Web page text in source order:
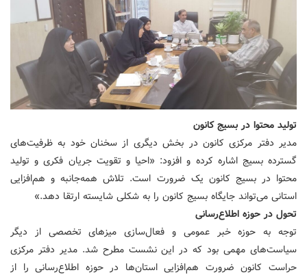
تولید محتوا در بسیج کانون
مدیر دفتر مرکزی کانون در بخش دیگری از سخنان خود به ظرفیت‌های
گسترده بسیج اشاره کرده و افزود: «احیا و تقویت جریان فکری و تولید
محتوا در بسیج کانون یک ضرورت است. تلاش همه‌جانبه و هم‌افزایی
استانی می‌تواند جایگاه بسیج کانون را به شکلی شایسته ارتقا دهد.»
تحول در حوزه اطلاع‌رسانی
توجه به حوزه خبر عمومی و فعال‌سازی میزهای تخصصی از دیگر
سیاست‌های مهمی بود که در این نشست مطرح شد. مدیر دفتر مرکزی
حراست کانون ضرورت هم‌افزایی استان‌ها در حوزه اطلاع‌رسانی را از